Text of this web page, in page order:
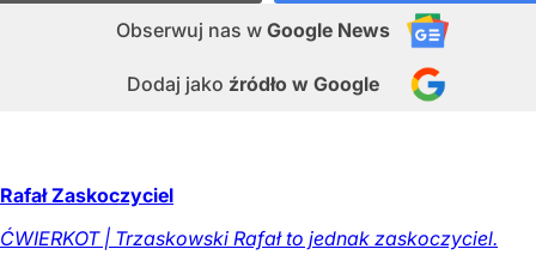
Obserwuj nas w Google News
Dodaj jako źródło w Google
Rafał Zaskoczyciel
ĆWIERKOT | Trzaskowski Rafał to jednak zaskoczyciel.